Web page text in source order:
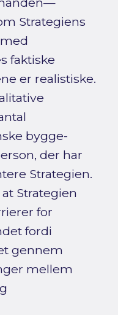
Strategiens
faktiske
er realistiske.
bygge-
der har
Strategien.
Strategien
for
fordi
gennem
mellem